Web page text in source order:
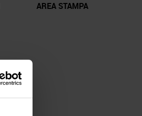
AREA STAMPA